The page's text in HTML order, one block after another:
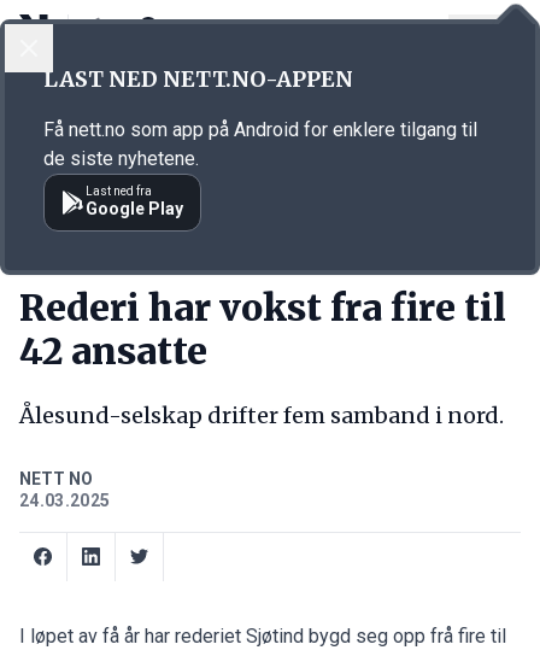
Annonsørinnhold
Rederi har vokst fra fire til
42 ansatte
Ålesund-selskap drifter fem samband i nord.
NETT NO
24.03.2025
I løpet av få år har rederiet Sjøtind bygd seg opp frå fire til
LAST NED NETT.NO-APPEN
Få nett.no som app på Android for enklere tilgang til
de siste nyhetene.
Last ned fra
Google Play